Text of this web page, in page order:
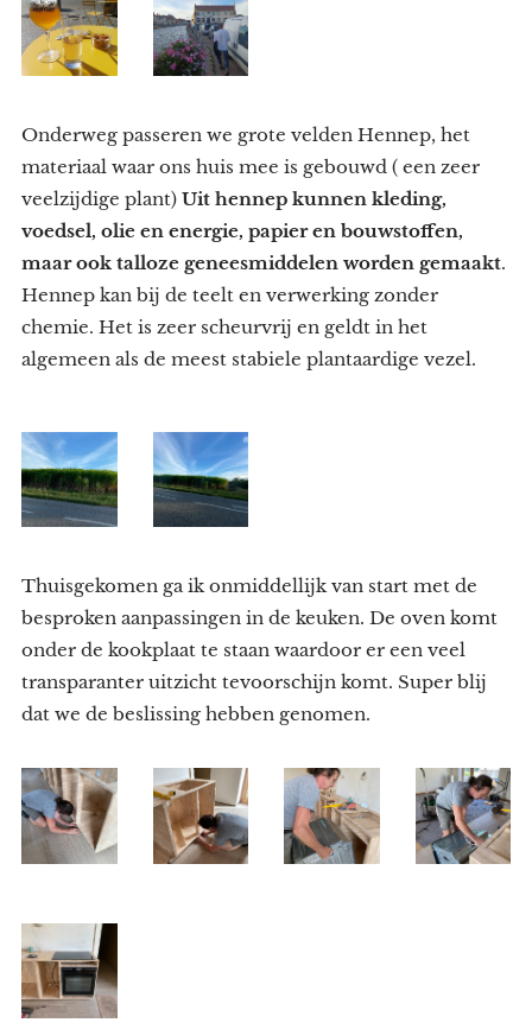
Onderweg passeren we grote velden Hennep, het
materiaal waar ons huis mee is gebouwd ( een zeer
veelzijdige plant) Uit hennep kunnen kleding,
voedsel, olie en energie, papier en bouwstoffen,
maar ook talloze geneesmiddelen worden gemaakt.
Hennep kan bij de teelt en verwerking zonder
chemie. Het is zeer scheurvrij en geldt in het
algemeen als de meest stabiele plantaardige vezel.
Thuisgekomen ga ik onmiddellijk van start met de
besproken aanpassingen in de keuken. De oven komt
onder de kookplaat te staan waardoor er een veel
transparanter uitzicht tevoorschijn komt. Super blij
dat we de beslissing hebben genomen.